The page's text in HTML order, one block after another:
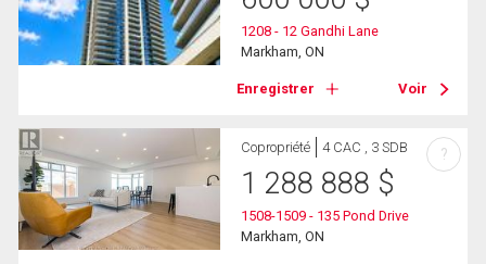
1208 - 12 Gandhi Lane
Markham, ON
Enregistrer Voir
Copropriété 4 CAC , 3 SDB
1 288 888 $
1508-1509 - 135 Pond Drive
Markham, ON
?